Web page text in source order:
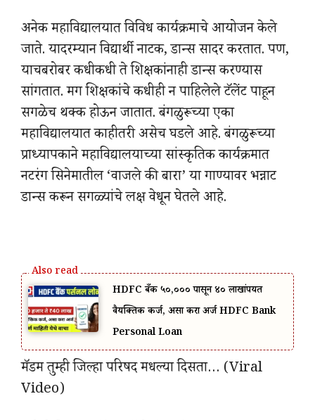
अनेक महाविद्यालयात विविध कार्यक्रमाचे आयोजन केले
जाते. यादरम्यान विद्यार्थी नाटक, डान्स सादर करतात. पण,
याचबरोबर कधीकधी ते शिक्षकांनाही डान्स करण्यास
सांगतात. मग शिक्षकांचे कधीही न पाहिलेले टॅलेंट पाहून
सगळेच थक्क होऊन जातात. बंगळुरूच्या एका
महाविद्यालयात काहीतरी असेच घडले आहे. बंगळुरूच्या
प्राध्यापकाने महाविद्यालयाच्या सांस्कृतिक कार्यक्रमात
नटरंग सिनेमातील ‘वाजले की बारा’ या गाण्यावर भन्नाट
डान्स करून सगळ्यांचे लक्ष वेधून घेतले आहे.
HDFC बँक ₹५०,००० पासून ₹४० लाखांपर्यंत
वैयक्तिक कर्ज, असा करा अर्ज HDFC Bank
Personal Loan
मॅडम तुम्ही जिल्हा परिषद मधल्या दिसता… (Viral
Video)